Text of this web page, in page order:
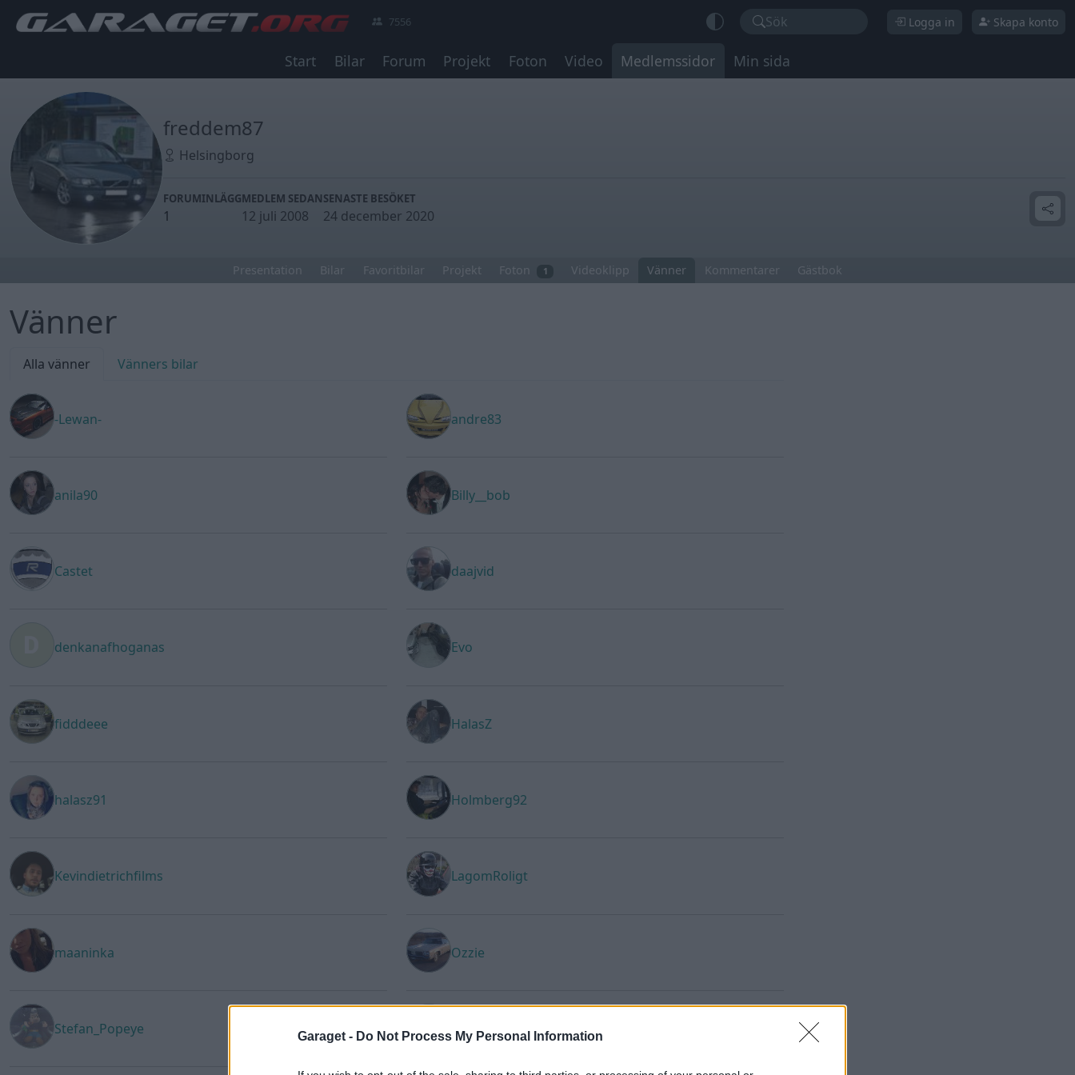
Garaget - Do Not Process My Personal Information
7556 Sök Logga in Skapa konto
Start Bilar Forum Projekt Foton Video Medlemssidor Min sida
freddem87
Helsingborg
FORUMINLÄGG
1
MEDLEM SEDAN
12 juli 2008
SENASTE BESÖKET
24 december 2020
Presentation Bilar Favoritbilar Projekt Foton 1 Videoklipp Vänner Kommentarer Gästbok
Vänner
Alla vänner Vänners bilar
-Lewan- andre83
anila90 Billy__bob
Castet daajvid
denkanafhoganas Evo
fidddeee HalasZ
halasz91 Holmberg92
Kevindietrichfilms LagomRoligt
maaninka Ozzie
Stefan_Popeye super-Mike